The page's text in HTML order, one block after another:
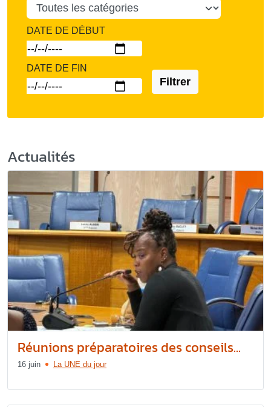
DATE DE DÉBUT
DATE DE FIN
Filtrer
Actualités
Réunions préparatoires des conseils...
16 juin La UNE du jour